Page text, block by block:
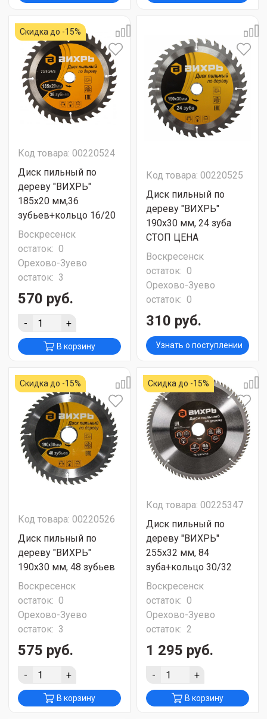
Скидка до -15%
Код товара: 00220524
Диск пильный по
дереву "ВИХРЬ"
185х20 мм,36
зубьев+кольцо 16/20
Воскресенск
остаток: 0
Орехово-Зуево
остаток: 3
570 руб.
- +
В корзину
Код товара: 00220525
Диск пильный по
дереву "ВИХРЬ"
190х30 мм, 24 зуба
СТОП ЦЕНА
Воскресенск
остаток: 0
Орехово-Зуево
остаток: 0
310 руб.
Узнать о поступлении
Скидка до -15%
Код товара: 00220526
Диск пильный по
дереву "ВИХРЬ"
190х30 мм, 48 зубьев
Воскресенск
остаток: 0
Орехово-Зуево
остаток: 3
575 руб.
- +
В корзину
Скидка до -15%
Код товара: 00225347
Диск пильный по
дереву "ВИХРЬ"
255х32 мм, 84
зуба+кольцо 30/32
Воскресенск
остаток: 0
Орехово-Зуево
остаток: 2
1 295 руб.
- +
В корзину